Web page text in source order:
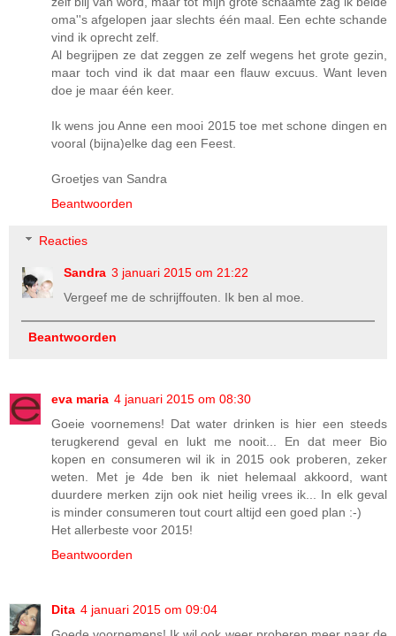
oma''s afgelopen jaar slechts één maal. Een echte schande
vind ik oprecht zelf.
Al begrijpen ze dat zeggen ze zelf wegens het grote gezin,
maar toch vind ik dat maar een flauw excuus. Want leven
doe je maar één keer.
Ik wens jou Anne een mooi 2015 toe met schone dingen en
vooral (bijna)elke dag een Feest.
Groetjes van Sandra
Beantwoorden
Reacties
Sandra 3 januari 2015 om 21:22
Vergeef me de schrijffouten. Ik ben al moe.
Beantwoorden
eva maria 4 januari 2015 om 08:30
Goeie voornemens! Dat water drinken is hier een steeds
terugkerend geval en lukt me nooit... En dat meer Bio
kopen en consumeren wil ik in 2015 ook proberen, zeker
weten. Met je 4de ben ik niet helemaal akkoord, want
duurdere merken zijn ook niet heilig vrees ik... In elk geval
is minder consumeren tout court altijd een goed plan :-)
Het allerbeste voor 2015!
Beantwoorden
Dita 4 januari 2015 om 09:04